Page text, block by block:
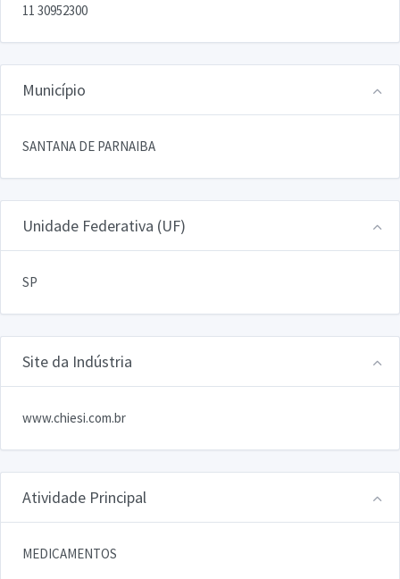
11 30952300
Município
SANTANA DE PARNAIBA
Unidade Federativa (UF)
SP
Site da Indústria
www.chiesi.com.br
Atividade Principal
MEDICAMENTOS